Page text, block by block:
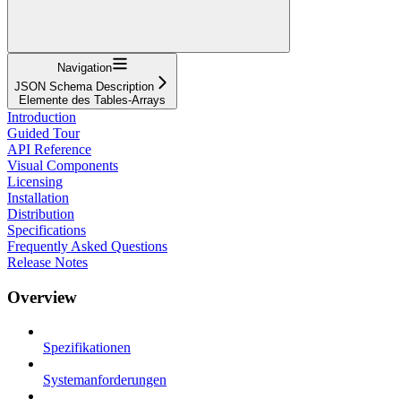
Navigation
JSON Schema Description
Elemente des Tables-Arrays
Introduction
Guided Tour
API Reference
Visual Components
Licensing
Installation
Distribution
Specifications
Frequently Asked Questions
Release Notes
Overview
Spezifikationen
Systemanforderungen